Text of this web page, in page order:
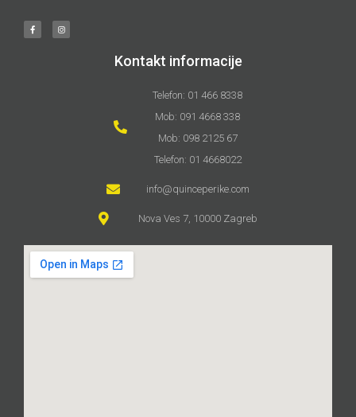
Kontakt informacije
Telefon: 01 466 8338
Mob: 091 4668 338
Mob: 098 2125 67
Telefon: 01 4668022
info@quinceperike.com
Nova Ves 7, 10000 Zagreb